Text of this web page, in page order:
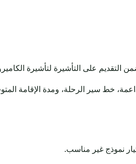
على التأشيرة لتأشيرة
خط سير الرحلة، ومدة الإقامة
نموذج غير مناسب.